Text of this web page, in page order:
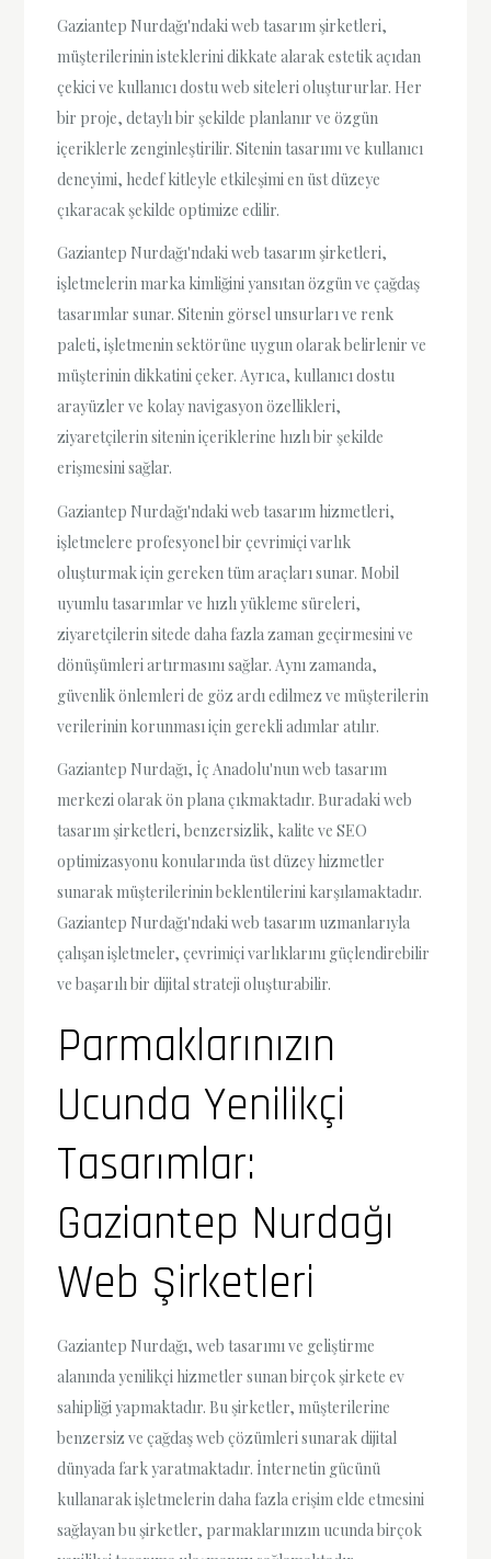
Gaziantep Nurdağı'ndaki web tasarım şirketleri,
müşterilerinin isteklerini dikkate alarak estetik açıdan
çekici ve kullanıcı dostu web siteleri oluştururlar. Her
bir proje, detaylı bir şekilde planlanır ve özgün
içeriklerle zenginleştirilir. Sitenin tasarımı ve kullanıcı
deneyimi, hedef kitleyle etkileşimi en üst düzeye
çıkaracak şekilde optimize edilir.
Gaziantep Nurdağı'ndaki web tasarım şirketleri,
işletmelerin marka kimliğini yansıtan özgün ve çağdaş
tasarımlar sunar. Sitenin görsel unsurları ve renk
paleti, işletmenin sektörüne uygun olarak belirlenir ve
müşterinin dikkatini çeker. Ayrıca, kullanıcı dostu
arayüzler ve kolay navigasyon özellikleri,
ziyaretçilerin sitenin içeriklerine hızlı bir şekilde
erişmesini sağlar.
Gaziantep Nurdağı'ndaki web tasarım hizmetleri,
işletmelere profesyonel bir çevrimiçi varlık
oluşturmak için gereken tüm araçları sunar. Mobil
uyumlu tasarımlar ve hızlı yükleme süreleri,
ziyaretçilerin sitede daha fazla zaman geçirmesini ve
dönüşümleri artırmasını sağlar. Aynı zamanda,
güvenlik önlemleri de göz ardı edilmez ve müşterilerin
verilerinin korunması için gerekli adımlar atılır.
Gaziantep Nurdağı, İç Anadolu'nun web tasarım
merkezi olarak ön plana çıkmaktadır. Buradaki web
tasarım şirketleri, benzersizlik, kalite ve SEO
optimizasyonu konularında üst düzey hizmetler
sunarak müşterilerinin beklentilerini karşılamaktadır.
Gaziantep Nurdağı'ndaki web tasarım uzmanlarıyla
çalışan işletmeler, çevrimiçi varlıklarını güçlendirebilir
ve başarılı bir dijital strateji oluşturabilir.
Parmaklarınızın
Ucunda Yenilikçi
Tasarımlar:
Gaziantep Nurdağı
Web Şirketleri
Gaziantep Nurdağı, web tasarımı ve geliştirme
alanında yenilikçi hizmetler sunan birçok şirkete ev
sahipliği yapmaktadır. Bu şirketler, müşterilerine
benzersiz ve çağdaş web çözümleri sunarak dijital
dünyada fark yaratmaktadır. İnternetin gücünü
kullanarak işletmelerin daha fazla erişim elde etmesini
sağlayan bu şirketler, parmaklarınızın ucunda birçok